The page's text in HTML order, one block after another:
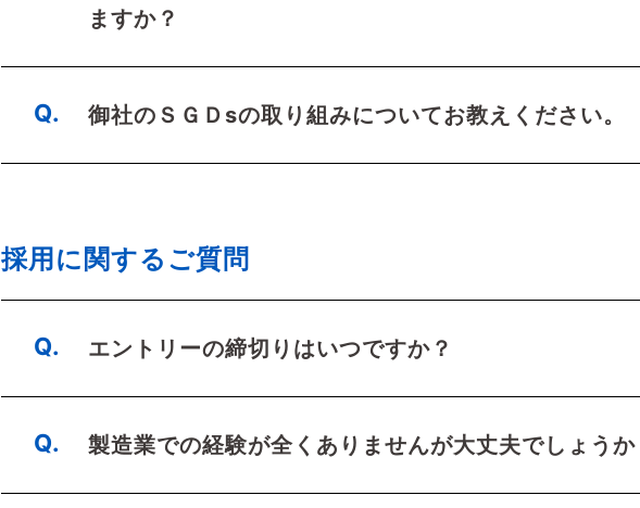
ますか？
御社のＳＧＤsの取り組みについてお教えください。
採用に関するご質問
エントリーの締切りはいつですか？
製造業での経験が全くありませんが大丈夫でしょう